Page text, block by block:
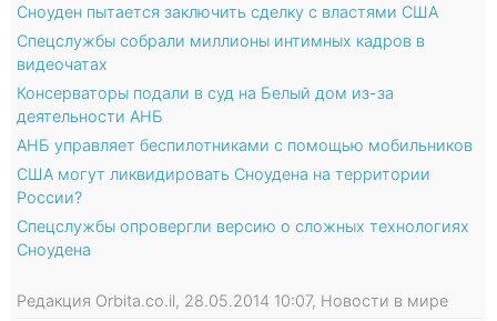
Сноуден пытается заключить сделку с властями США
Cпецслужбы собрали миллионы интимных кадров в
видеочатах
Консерваторы подали в суд на Белый дом из-за
деятельности АНБ
АНБ управляет беспилотниками с помощью мобильников
США могут ликвидировать Сноудена на территории
России?
Спецслужбы опровергли версию о сложных технологиях
Сноудена
Редакция Orbita.co.il, 28.05.2014 10:07, Новости в мире